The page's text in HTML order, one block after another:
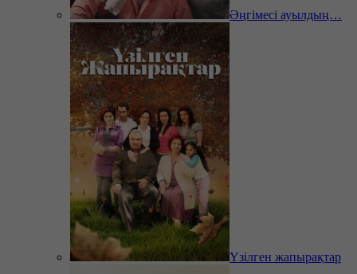
Әңгімесі ауылдың…
Үзілген жапырақтар